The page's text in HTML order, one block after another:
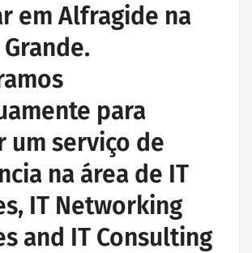
em Alfragide na
para
um serviço de
na área de IT
IT Networking
and IT Consulting